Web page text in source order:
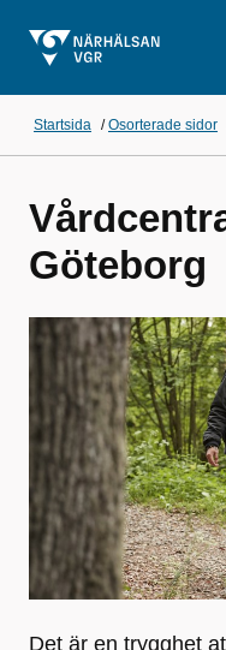
Startsida /Osorterade sidor
Göteborg
Det är en trygghet